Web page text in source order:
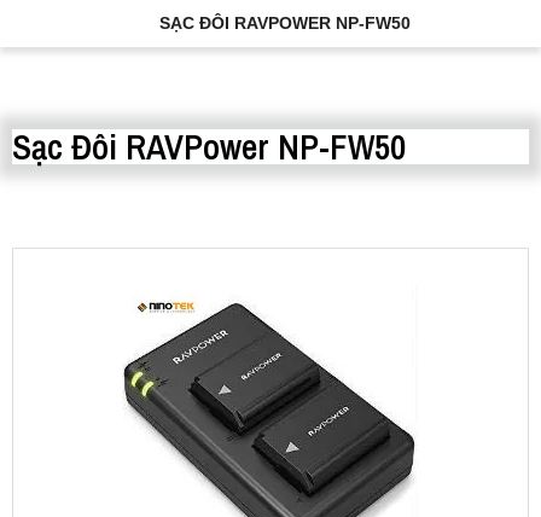
SẠC ĐÔI RAVPOWER NP-FW50
Sạc Đôi RAVPower NP-FW50